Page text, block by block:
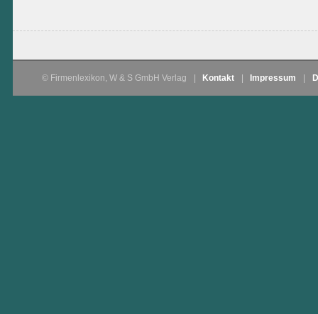
© Firmenlexikon, W & S GmbH Verlag Kontakt Impressum